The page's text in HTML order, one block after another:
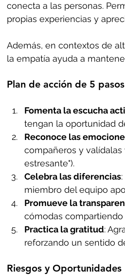
conecta a las personas.
propias experiencias y
Además, en contextos de
la empatía ayuda a
Plan de acción de 5 pasos
Fomenta la escucha
tengan la oportunidad
Reconoce las
compañeros y
estresante").
Celebra las diferencias
miembro del equipo
Promueve la
cómodas
Practica la gratitud:
reforzando un sentido
Riesgos y Oportunidades